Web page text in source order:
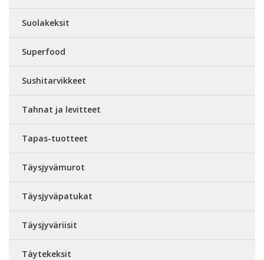
Suolakeksit
Superfood
Sushitarvikkeet
Tahnat ja levitteet
Tapas-tuotteet
Täysjyvämurot
Täysjyväpatukat
Täysjyväriisit
Täytekeksit